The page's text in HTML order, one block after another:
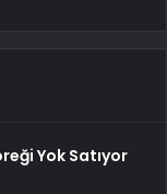
Yok Satıyor